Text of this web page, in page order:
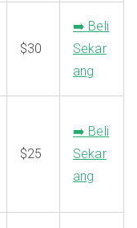
$30
➡️ Beli
Sekar
ang
$25
➡️ Beli
Sekar
ang